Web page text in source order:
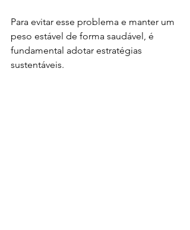
Para evitar esse problema e manter um
peso estável de forma saudável, é
fundamental adotar estratégias
sustentáveis.